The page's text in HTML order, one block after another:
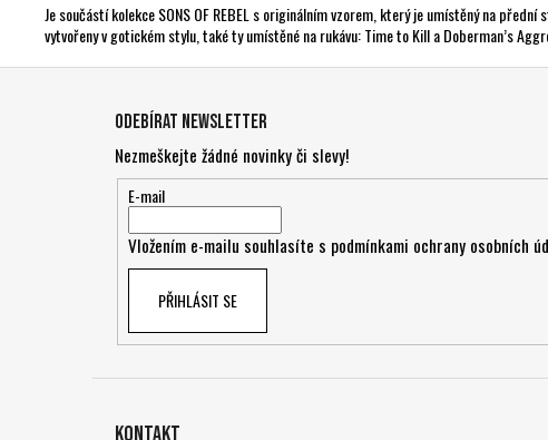
Je součástí kolekce SONS OF REBEL s originálním vzorem, který je umístěný na
vytvořeny v gotickém stylu, také ty umístěné na rukávu: Time to Kill a Doberman’s
Odebírat newsletter
Nezmeškejte žádné novinky či slevy!
E-mail
Vložením e-mailu souhlasíte s podmínkami ochrany osobních
PŘIHLÁSIT SE
Kontakt